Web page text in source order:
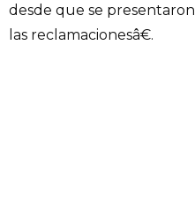
desde que se presentaron
las reclamacionesâ€.